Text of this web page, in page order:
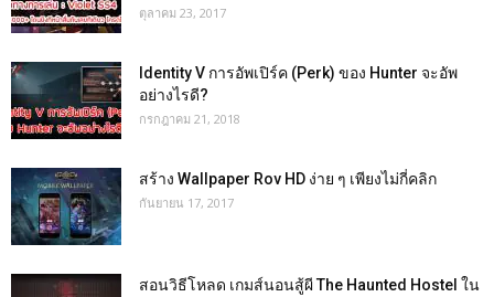
ตุลาคม 23, 2017
Identity V การอัพเปิร์ค (Perk) ของ Hunter จะอัพ
อย่างไรดี?
กรกฎาคม 21, 2018
สร้าง Wallpaper Rov HD ง่าย ๆ เพียงไม่กี่คลิก
กันยายน 17, 2017
สอนวิธีโหลด เกมส์นอนสู้ผี The Haunted Hostel ใน